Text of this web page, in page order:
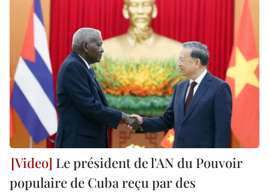
Le président de l'AN du Pouvoir
populaire de Cuba reçu par des